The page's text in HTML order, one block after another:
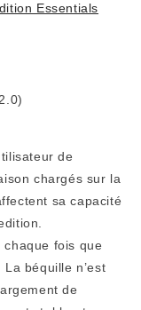
Essentials
de
chargés sur la
sa capacité
chaque fois que
béquille n’est
de